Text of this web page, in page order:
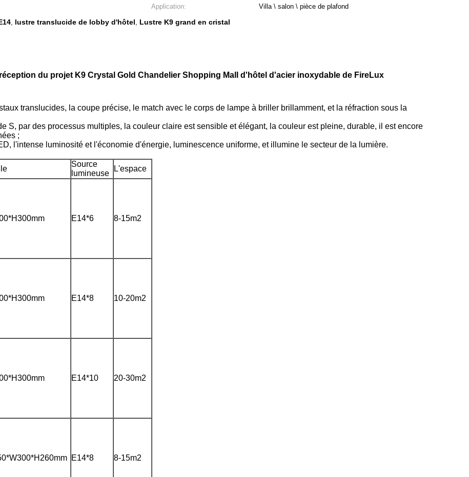
Application:
Villa \ salon \ pièce de plafond
, lustre translucide de lobby d'hôtel, Lustre K9 grand en cristal
du projet K9 Crystal Gold Chandelier Shopping Mall d'hôtel d'acier inoxydable de FireLux
translucides, la coupe précise, le match avec le corps de lampe à briller brillamment, et la réfraction sous la
S, par des processus multiples, la couleur claire est sensible et élégant, la couleur est pleine, durable, il est encore
;
l'intense luminosité et l'économie d'énergie, luminescence uniforme, et illumine le secteur de la lumière.
Source
lumineuse
L'espace
E14*6 8-15m2
E14*8 10-20m2
E14*10 20-30m2
E14*8 8-15m2